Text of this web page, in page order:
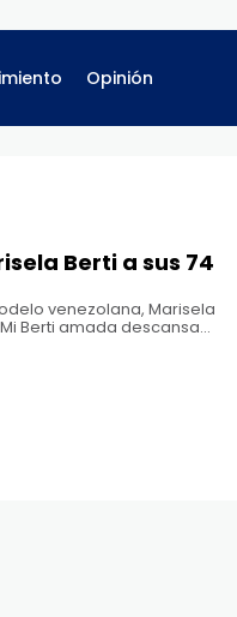
Opinión
Berti a sus 74
venezolana, Marisela
Berti amada descansa